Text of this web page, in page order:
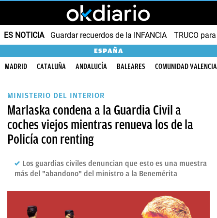
ES NOTICIA Guardar recuerdos de la INFANCIA TRUCO
ESPAÑA
MADRID CATALUÑA ANDALUCÍA BALEARES COMUNIDAD
MINISTERIO DEL INTERIOR
Marlaska condena a la Guardia Civil a
coches viejos mientras renueva los de la
Policía con renting
Los guardias civiles denuncian que esto es una muestra
más del "abandono" del ministro a la Benemérita